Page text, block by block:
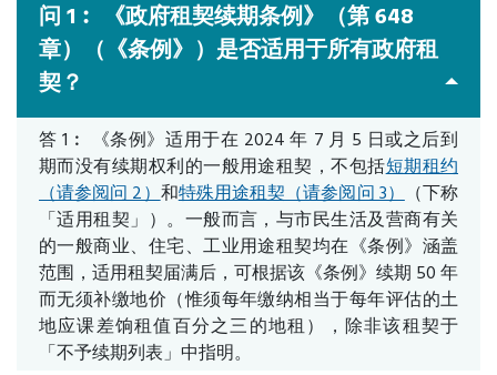
问 1︰ 《政府租契续期条例》（第 648
章）（《条例》）是否适用于所有政府租
契？
答 1︰ 《条例》适用于在 2024 年 7 月 5 日或之后到
期而没有续期权利的一般用途租契，不包括短期租约
（请参阅问 2） 和特殊用途租契（请参阅问 3）
（下称
「适用租契」）。一般而言，与市民生活及营商有关
的一般商业、住宅、工业用途租契均在《条例》涵盖
范围，适用租契届满后，可根据该《条例》续期 50 年
而无须补缴地价（惟须每年缴纳相当于每年评估的土
地应课差饷租值百分之三的地租），除非该租契于
「不予续期列表」中指明。